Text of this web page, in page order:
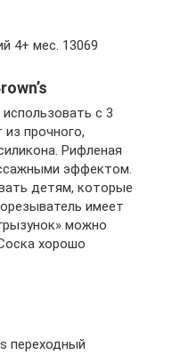
4+ мес. 13069
с 3
прочного,
Рифленая
эффектом.
детям, которые
имеет
можно
хорошо
переходный